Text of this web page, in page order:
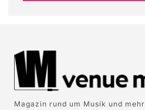
Magazin rund um Musik und